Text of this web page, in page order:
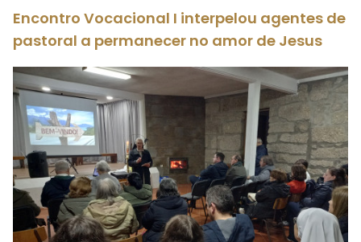
Encontro Vocacional I interpelou agentes de
pastoral a permanecer no amor de Jesus